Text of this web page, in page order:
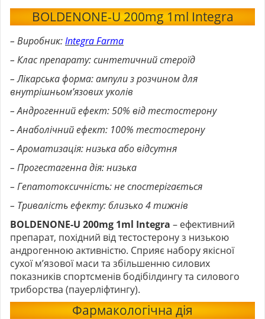
BOLDENONE-U 200mg 1ml Integra
– Виробник:Integra Farma
– Клас препарату: синтетичний стероїд
– Лікарська форма: ампули з розчином для
внутрішньом’язових уколів
– Андрогенний ефект: 50% від тестостерону
– Анаболічний ефект: 100% тестостерону
– Ароматизація: низька або відсутня
– Прогестагенна дія: низька
– Гепатотоксичність: не спостерігається
– Тривалість ефекту: близько 4 тижнів
BOLDENONE-U 200mg 1ml Integra – ефективний
препарат, похідний від тестостерону з низькою
андрогенною активністю. Сприяє набору якісної
сухої м’язової маси та збільшенню силових
показників спортсменів бодібілдингу та силового
триборства (пауерліфтингу).
Фармакологічна дія